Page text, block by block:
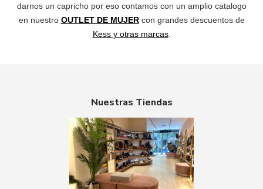
darnos un capricho por eso contamos con un amplio catalogo
en nuestro OUTLET DE MUJER con grandes descuentos de
Kess y otras marcas.
Nuestras Tiendas